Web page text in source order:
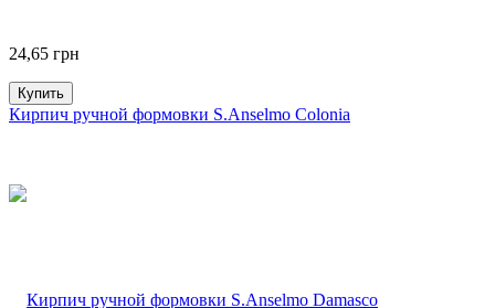
24,65 грн
Купить
Кирпич ручной формовки S.Anselmo Colonia